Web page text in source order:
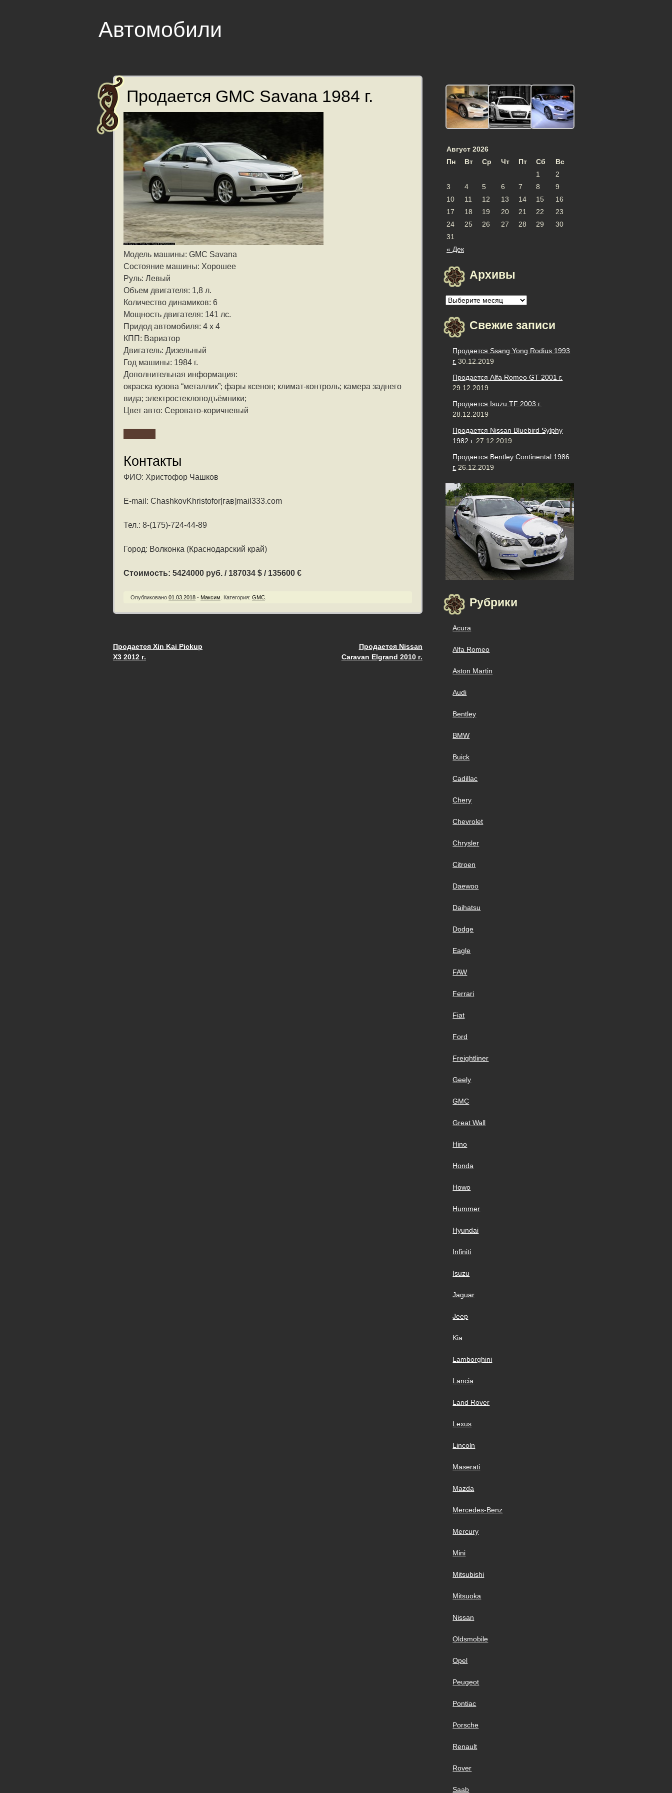
Автомобили
Продается GMC Savana 1984 г.
Модель машины: GMC Savana
Состояние машины: Хорошее
Руль: Левый
Объем двигателя: 1,8 л.
Количество динамиков: 6
Мощность двигателя: 141 лс.
Придод автомобиля: 4 x 4
КПП: Вариатор
Двигатель: Дизельный
Год машины: 1984 г.
Дополнительная информация:
окраска кузова “металлик”; фары ксенон; климат-контроль; камера заднего
вида; электростеклоподъёмники;
Цвет авто: Серовато-коричневый
Контакты
ФИО: Христофор Чашков
E-mail: ChashkovKhristofor[гав]mail333.com
Тел.: 8-(175)-724-44-89
Город: Волконка (Краснодарский край)
Стоимость: 5424000 руб. / 187034 $ / 135600 €
Опубликовано 01.03.2018 - Максим Категория: GMC
Запись навигация
Продается Xin Kai Pickup
X3 2012 г.
Продается Nissan
Caravan Elgrand 2010 г.
Август 2026
Пн
Вт Ср Чт Пт Сб Вс
« Дек
1
2
3
4 5 6 7 8
9
10
11 12 13 14 15
16
17
18 19 20 21 22
23
24
25 26 27 28 29
30
31
Архивы
Архивы
Свежие записи
Продается Ssang Yong Rodius 1993
г. 30.12.2019
Продается Alfa Romeo GT 2001 г.
29.12.2019
Продается Isuzu TF 2003 г.
28.12.2019
Продается Nissan Bluebird Sylphy
1982 г. 27.12.2019
Продается Bentley Continental 1986
г. 26.12.2019
Рубрики
Acura
Alfa Romeo
Aston Martin
Audi
Bentley
BMW
Buick
Cadillac
Chery
Chevrolet
Chrysler
Citroen
Daewoo
Daihatsu
Dodge
Eagle
FAW
Ferrari
Fiat
Ford
Freightliner
Geely
GMC
Great Wall
Hino
Honda
Howo
Hummer
Hyundai
Infiniti
Isuzu
Jaguar
Jeep
Kia
Lamborghini
Lancia
Land Rover
Lexus
Lincoln
Maserati
Mazda
Mercedes-Benz
Mercury
Mini
Mitsubishi
Mitsuoka
Nissan
Oldsmobile
Opel
Peugeot
Pontiac
Porsche
Renault
Rover
Saab